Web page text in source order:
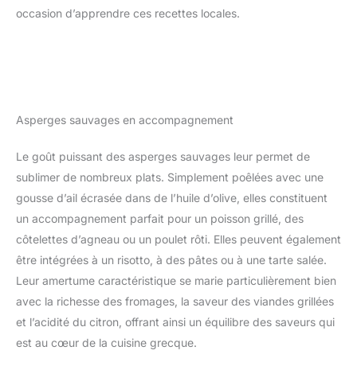
occasion d’apprendre ces recettes locales.
Asperges sauvages en accompagnement
Le goût puissant des asperges sauvages leur permet de
sublimer de nombreux plats. Simplement poêlées avec une
gousse d’ail écrasée dans de l’huile d’olive, elles constituent
un accompagnement parfait pour un poisson grillé, des
côtelettes d’agneau ou un poulet rôti. Elles peuvent également
être intégrées à un risotto, à des pâtes ou à une tarte salée.
Leur amertume caractéristique se marie particulièrement bien
avec la richesse des fromages, la saveur des viandes grillées
et l’acidité du citron, offrant ainsi un équilibre des saveurs qui
est au cœur de la cuisine grecque.